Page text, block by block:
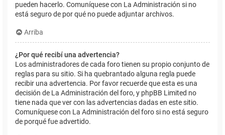
pueden hacerlo. Comuníquese con La Administración si no
está seguro de por qué no puede adjuntar archivos.
Arriba
¿Por qué recibí una advertencia?
Los administradores de cada foro tienen su propio conjunto de
reglas para su sitio. Si ha quebrantado alguna regla puede
recibir una advertencia. Por favor recuerde que esta es una
decisión de La Administración del foro, y phpBB Limited no
tiene nada que ver con las advertencias dadas en este sitio.
Comuníquese con La Administración del foro si no está seguro
de porqué fue advertido.